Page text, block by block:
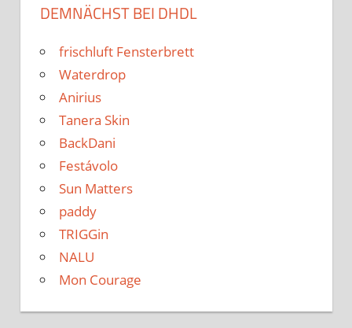
DEMNÄCHST BEI DHDL
frischluft Fensterbrett
Waterdrop
Anirius
Tanera Skin
BackDani
Festávolo
Sun Matters
paddy
TRIGGin
NALU
Mon Courage